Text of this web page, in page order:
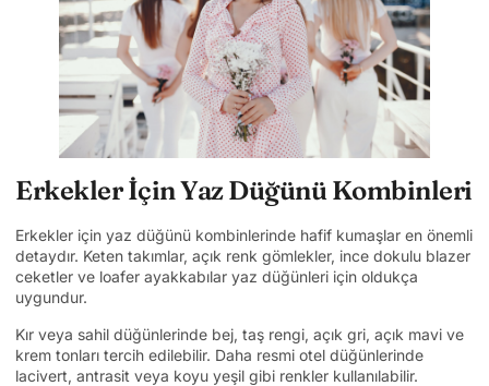
Erkekler İçin Yaz Düğünü Kombinleri
Erkekler için yaz düğünü kombinlerinde hafif kumaşlar en önemli
detaydır. Keten takımlar, açık renk gömlekler, ince dokulu blazer
ceketler ve loafer ayakkabılar yaz düğünleri için oldukça
uygundur.
Kır veya sahil düğünlerinde bej, taş rengi, açık gri, açık mavi ve
krem tonları tercih edilebilir. Daha resmi otel düğünlerinde
lacivert, antrasit veya koyu yeşil gibi renkler kullanılabilir.